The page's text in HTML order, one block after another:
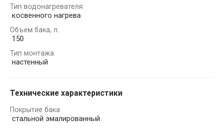
Тип водонагревателя
косвенного нагрева
Объем бака, л.
150
Тип монтажа
настенный
Технические характеристики
Покрытие бака
стальной эмалированный